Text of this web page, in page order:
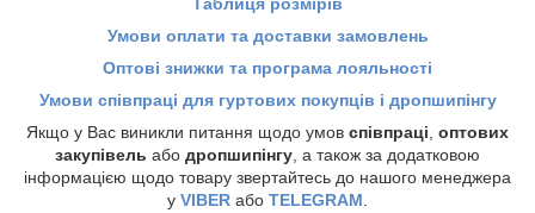
Умови оплати та доставки замовлень
Оптові знижки та програма лояльності
Умови співпраці для гуртових покупців і дропшипінгу
Якщо у Вас виникли питання щодо умов співпраці оптових
закупівель або дропшипінгу , а також за додатковою
інформацією щодо товару звертайтесь до нашого менеджера
у VIBER або TELEGRAM